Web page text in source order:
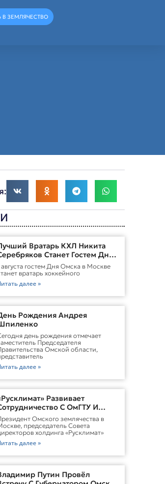
В ЗЕМЛЯЧЕСТВО
Вратарь КХЛ Никита
Станет Гостем Дня
В Москве
августа гостем Дня Омска в Москве
вратарь хоккейного
далее »
Рождения Андрея
день рождения отмечает
Председателя
Омской области,
далее »
Развивает
С ОмГТУ И
В Обновлении
Среды Омска
Омского землячества в
председатель Совета
холдинга «Русклимат»
далее »
Путин Провёл